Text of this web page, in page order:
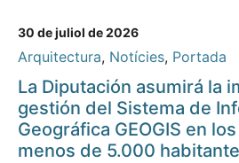
30 de juliol de 2026
Arquitectura, Notícies, Portada
La Diputación asumirá la
gestión del Sistema de
Geográfica GEOGIS en
menos de 5.000